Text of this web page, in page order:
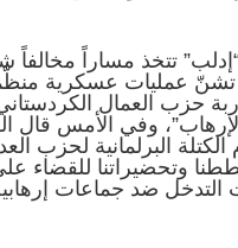
تتخذ مساراً مخالفاً
تشنّ عمليات عسكرية
حزب العمال
وفي الأمس قال
البرلمانية لحزب
“استكملنا خططنا وتحضيراتنا
التدخل ضد جماعات